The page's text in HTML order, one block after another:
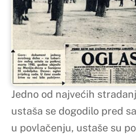
Jedno od najvećih
ustaša se dogodilo pred
u povlačenju, ustaše su